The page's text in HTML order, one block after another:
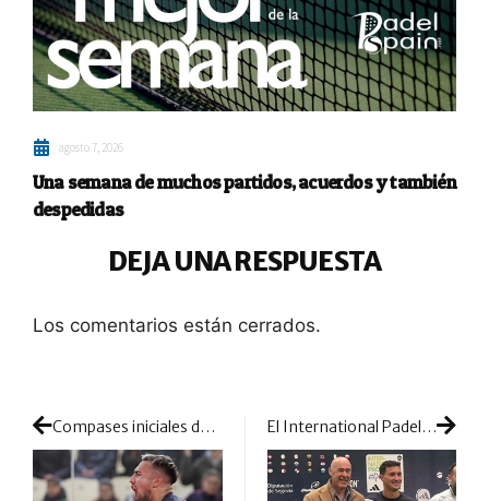
agosto 7, 2026
Una semana de muchos partidos, acuerdos y también
despedidas
DEJA UNA RESPUESTA
Los comentarios están cerrados.
Compases iniciales del cuadro final en Sevilla y la primera sorpresa no tarda en aparecer El International Padel Experience corona a sus campeones: la temporada 2022 conoce por fin a sus Maestros